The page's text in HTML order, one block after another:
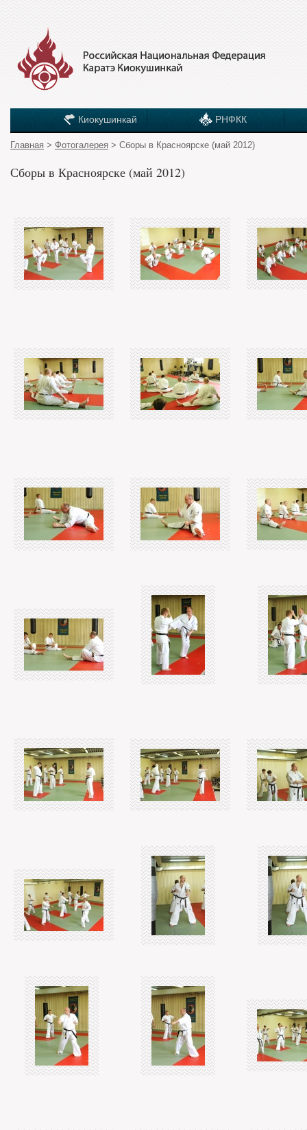
Киокушинкай РНФКК
Главная > Фотогалерея > Сборы в Красноярске (май 2012)
Сборы в Красноярске (май 2012)